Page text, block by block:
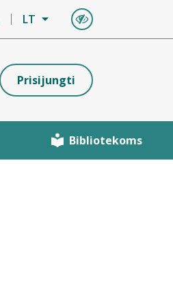
LT
Prisijungti
Bibliotekoms